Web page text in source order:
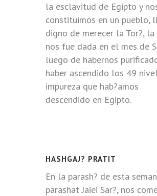
la esclavitud de Egipto y
constituimos en un pueblo,
digno de merecer la Tor?,
nos fue dada en el mes de
luego de habernos
haber ascendido los 49
impureza que hab?amos
descendido en Egipto.
HASHGAJ? PRATIT
En la parash? de esta
parashat Jaiei Sar?, nos